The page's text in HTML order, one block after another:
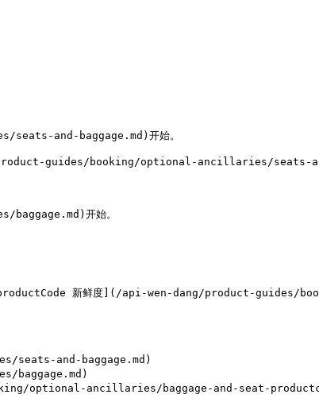
and-baggage.md)开始。
product-guides/booking/optional-ancillaries/
开始。
座位 productCode 新鲜度](/api-wen-dang/product-
and-baggage.md)
baggage.md)
optional-ancillaries/baggage-and-seat-